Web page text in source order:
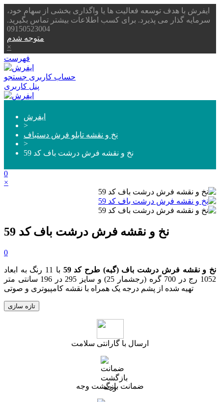
ایفرش با هدف توسعه فعالیت ها یا واگذاری بخشی از سهام خود،
سرمایه گذار می پذیرد. برای کسب اطلاعات بیشتر تماس بگیرید.
09150523004
متوجه شدم
×
فهرست
حساب کاربری جستجو
پنل کاربری
ایفرش
>
نخ و نقشه تابلو فرش دستباف
>
نخ و نقشه فرش درشت باف کد 59
0
×
نخ و نقشه فرش درشت باف کد 59
0
نخ و نقشهفرش درشت باف (گبه) طرح کد 59
با 11 رنگ به ابعاد
1052 رج در 700 گره (رجشمار 25) و سایز 295 در 196 سانتی متر
تهیه شده از پشم درجه یک همراه با نقشه کامپیوتری و صوتی
ارسال با گارانتی سلامت
ضمانت بازگشت وجه